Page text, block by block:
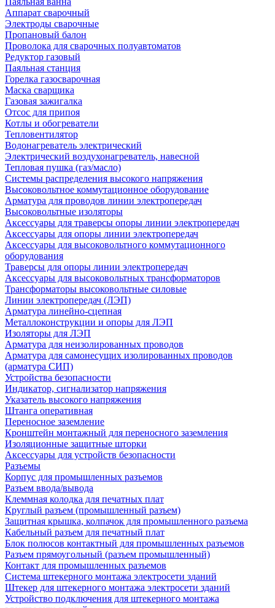
Аппарат сварочный
Электроды сварочные
Пропановый балон
Проволока для сварочных полуавтоматов
Редуктор газовый
Паяльная станция
Горелка газосварочная
Маска сварщика
Газовая зажигалка
Отсос для припоя
Котлы и обогреватели
Тепловентилятор
Водонагреватель электрический
Электрический воздухонагреватель, навесной
Тепловая пушка (газ/масло)
Системы распределения высокого напряжения
Высоковольтное коммутационное оборудование
Арматура для проводов линии электропередач
Высоковольтные изоляторы
Аксессуары для траверсы опоры линии электропередач
Аксессуары для опоры линии электропередач
Аксессуары для высоковольтного коммутационного
оборудования
Траверсы для опоры линии электропередач
Аксессуары для высоковольтных трансформаторов
Трансформаторы высоковольтные силовые
Линии электропередач (ЛЭП)
Арматура линейно-сцепная
Металлоконструкции и опоры для ЛЭП
Изоляторы для ЛЭП
Арматура для неизолированных проводов
Арматура для самонесущих изолированных проводов
(арматура СИП)
Устройства безопасности
Индикатор, сигнализатор напряжения
Указатель высокого напряжения
Штанга оперативная
Переносное заземление
Кронштейн монтажный для переносного заземления
Изоляционные защитные шторки
Аксессуары для устройств безопасности
Разъемы
Корпус для промышленных разъемов
Разъем ввода/вывода
Клеммная колодка для печатных плат
Круглый разъем (промышленный разъем)
Защитная крышка, колпачок для промышленного разъема
Кабельный разъем для печатный плат
Блок полюсов контактный для промышленных разъемов
Разъем прямоугольный (разъем промышленный)
Контакт для промышленных разъемов
Система штекерного монтажа электросети зданий
Штекер для штекерного монтажа электросети зданий
Устройство подключения для штекерного монтажа